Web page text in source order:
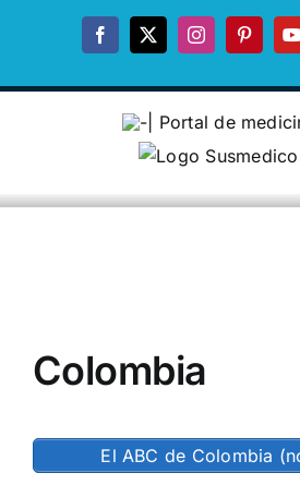
Facebook
X Instagram
Colombia
El ABC de Colombia